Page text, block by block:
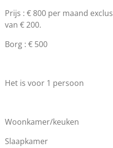
Prijs : € 800 per maand
van € 200.
Borg : € 500
Het is voor 1 persoon
Woonkamer/keuken
Slaapkamer